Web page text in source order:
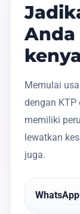
Memulai
dengan KTP
memiliki
lewatkan
juga.
WhatsApp